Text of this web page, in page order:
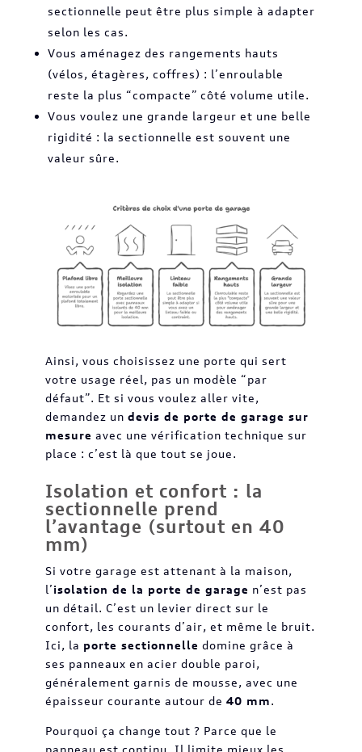
sectionnelle peut être plus simple à adapter
selon les cas.
Vous aménagez des rangements hauts
(vélos, étagères, coffres) : l’enroulable
reste la plus “compacte” côté volume utile.
Vous voulez une grande largeur et une belle
rigidité : la sectionnelle est souvent une
valeur sûre.
Ainsi, vous choisissez une porte qui sert
votre usage réel, pas un modèle “par
défaut”. Et si vous voulez aller vite,
demandez un devis de porte de garage sur
mesure avec une vérification technique sur
place : c’est là que tout se joue.
Isolation et confort : la
sectionnelle prend
l’avantage (surtout en 40
mm)
Si votre garage est attenant à la maison,
l’isolation de la porte de garage n’est pas
un détail. C’est un levier direct sur le
confort, les courants d’air, et même le bruit.
Ici, la porte sectionnelle domine grâce à
ses panneaux en acier double paroi,
généralement garnis de mousse, avec une
épaisseur courante autour de 40 mm.
Pourquoi ça change tout ? Parce que le